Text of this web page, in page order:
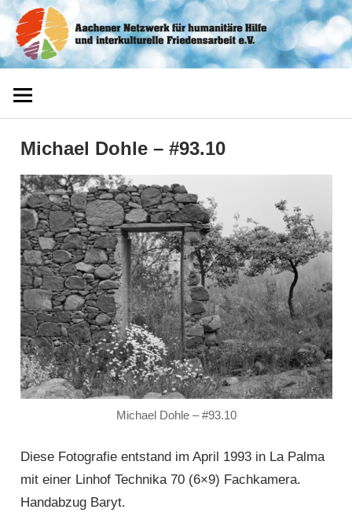
Zum
Inhalt
springen
Aachener
Netzwerk
Michael Dohle – #93.10
Michael Dohle – #93.10
Diese Fotografie entstand im April 1993 in La Palma
mit einer Linhof Technika 70 (6×9) Fachkamera.
Handabzug Baryt.